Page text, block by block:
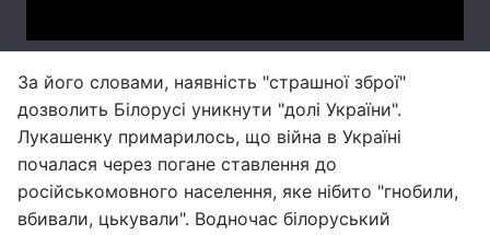
За його словами, наявність "страшної зброї"
дозволить Білорусі уникнути "долі України".
Лукашенку примарилось, що війна в Україні
почалася через погане ставлення до
російськомовного населення, яке нібито "гнобили,
вбивали, цькували". Водночас білоруський